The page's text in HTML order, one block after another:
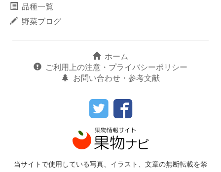
品種一覧
野菜ブログ
ホーム
ご利用上の注意・プライバシーポリシー
お問い合わせ・参考文献
当サイトで使用している写真、イラスト、文章の無断転載を禁